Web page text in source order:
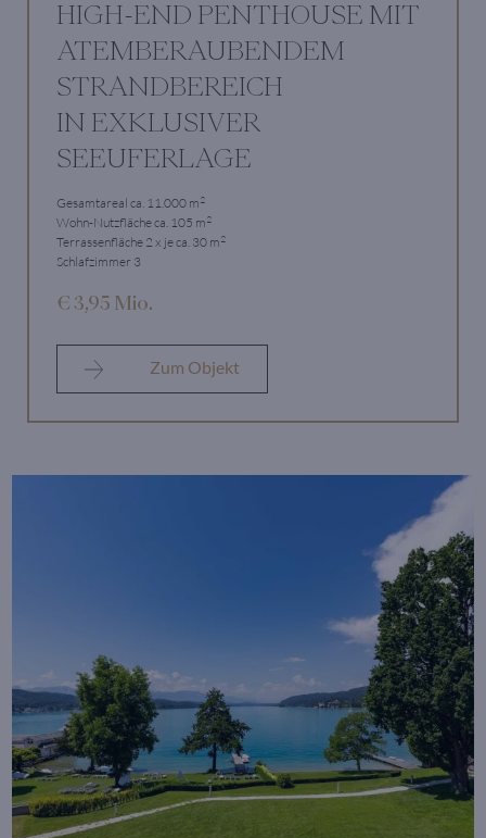
HIGH-END PENTHOUSE MIT
ATEMBERAUBENDEM
STRANDBEREICH
IN EXKLUSIVER
SEEUFERLAGE
Gesamtareal ca. 11.000 m2
Wohn-Nutzfläche ca. 105 m2
Terrassenfläche 2 x je ca. 30 m2
Schlafzimmer 3
€ 3,95 Mio.
Zum Objekt